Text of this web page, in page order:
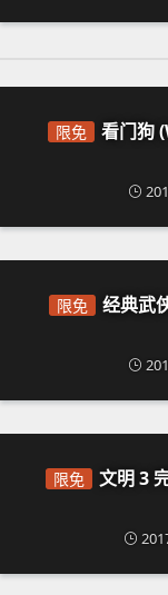
限免
看门狗
限免
经典武
限免
文明 3